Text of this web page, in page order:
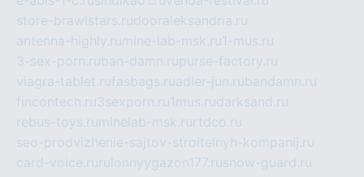
store-brawlstars.rudooraleksandria.ru
antenna-highly.ru mine-lab-msk.ru1-mus.ru
3-sex-porn.ruban-damn.rupurse-factory.ru
viagra-tablet.rufasbags.ruadler-jun.rubandamn.ru
fincontech.ru3sexporn.ru1mus.rudarksand.ru
rebus-toys.ru minelab-msk.ru rtdco.ru
seo-prodvizhenie-sajtov-stroitelnyh-kompanij.ru
card-voice.ru rulonnyygazon177.rusnow-guard.ru